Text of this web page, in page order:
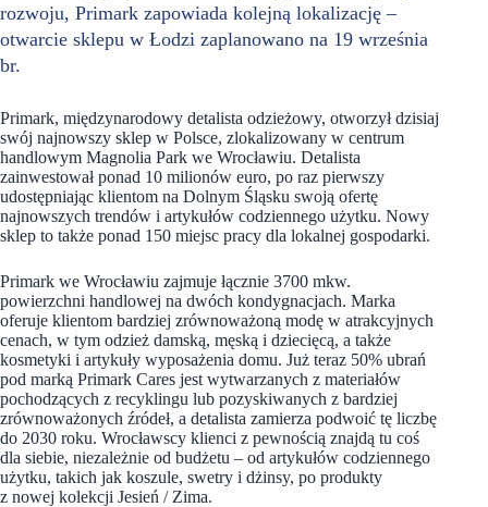
rozwoju, Primark zapowiada kolejną lokalizację –
otwarcie sklepu w Łodzi zaplanowano na 19 września
br.
Primark, międzynarodowy detalista odzieżowy, otworzył dzisiaj
swój najnowszy sklep w Polsce, zlokalizowany w centrum
handlowym Magnolia Park we Wrocławiu. Detalista
zainwestował ponad 10 milionów euro, po raz pierwszy
udostępniając klientom na Dolnym Śląsku swoją ofertę
najnowszych trendów i artykułów codziennego użytku. Nowy
sklep to także ponad 150 miejsc pracy dla lokalnej gospodarki.
Primark we Wrocławiu zajmuje łącznie 3700 mkw.
powierzchni handlowej na dwóch kondygnacjach. Marka
oferuje klientom bardziej zrównoważoną modę w atrakcyjnych
cenach, w tym odzież damską, męską i dziecięcą, a także
kosmetyki i artykuły wyposażenia domu. Już teraz 50% ubrań
pod marką Primark Cares jest wytwarzanych z materiałów
pochodzących z recyklingu lub pozyskiwanych z bardziej
zrównoważonych źródeł, a detalista zamierza podwoić tę liczbę
do 2030 roku. Wrocławscy klienci z pewnością znajdą tu coś
dla siebie, niezależnie od budżetu – od artykułów codziennego
użytku, takich jak koszule, swetry i dżinsy, po produkty
z nowej kolekcji Jesień / Zima.